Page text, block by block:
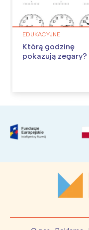
EDUKACYJNE
Którą godzinę
pokazują zegary?